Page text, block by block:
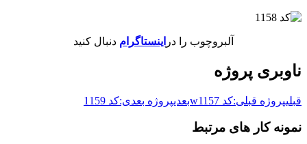
آلبروچوب را در اینستاگرام دنبال کنید
ناوبری پروژه
قبلیپروژه قبلی:کد w1157 بعدیپروژه بعدی:کد 1159
نمونه کار های مرتبط